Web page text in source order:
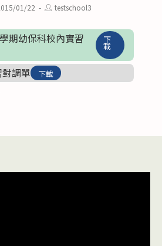
01/22
Posttestschool3
期幼保科校內實習
下
載
調單 下載